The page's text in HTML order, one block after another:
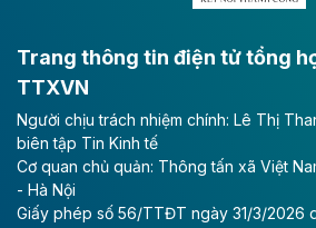
Long Thành
Tổng công ty Cảng hàng không Việt
(ACV) vừa lập kỷ lục mới về lợi
II/2026.
Theo baodautu.vn
Trang thông tin điện tử tổng
TTXVN
Người chịu trách nhiệm chính: Lê Thị
biên tập Tin Kinh tế
Cơ quan chủ quản: Thông tấn xã Việt
- Hà Nội
Giấy phép số 56/TTĐT ngày 31/3/2026